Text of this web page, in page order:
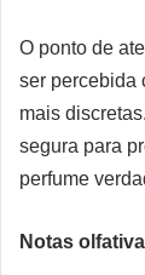
O ponto de
ser percebida
mais
segura para
perfume
Notas